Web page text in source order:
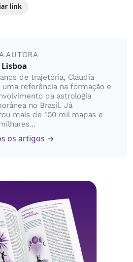
link
AUTORA
de trajetória, Cláudia
uma referência na formação e
da astrologia
no Brasil. Já
mais de 100 mil mapas e
os artigos →